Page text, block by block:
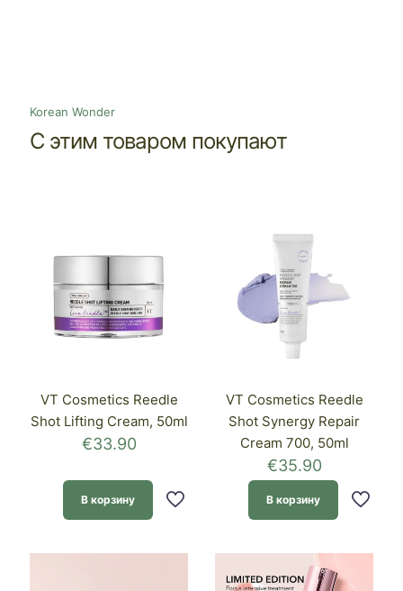
Korean Wonder
С этим товаром покупают
VT Cosmetics Reedle
Shot Lifting Cream, 50ml
€33.90
В корзину
VT Cosmetics Reedle
Shot Synergy Repair
Cream 700, 50ml
€35.90
В корзину